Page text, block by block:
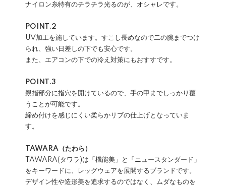
ナイロン糸特有のチラチラ光るのが、オシャレです。
POINT.2
UV加工を施しています。すこし長めなので二の腕までつけ
られ、強い日差しの下でも安心です。
また、エアコンの下での冷え対策にもおすすです。
POINT.3
親指部分に指穴を開けているので、手の甲までしっかり覆
うことが可能です。
締め付けを感じにくい柔らかリブの仕上げとなっていま
す。
TAWARA（たわら）
TAWARA(タワラ)は「機能美」と「ニュースタンダード」
をキーワードに、レッグウェアを展開するブランドです。
デザイン性や造形美を追求するのではなく、ムダなものを